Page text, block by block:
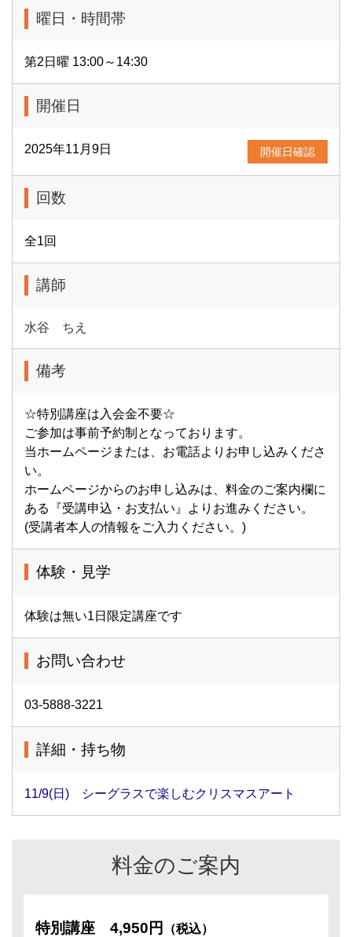
曜日・時間帯
第2日曜 13:00～14:30
開催日
2025年11月9日 開催日確認
回数
全1回
講師
水谷 ちえ
備考
☆特別講座は入会金不要☆
ご参加は事前予約制となっております。
当ホームページまたは、お電話よりお申し込みくださ
い。
ホームページからのお申し込みは、料金のご案内欄に
ある『受講申込・お支払い』よりお進みください。
(受講者本人の情報をご入力ください。)
体験・見学
体験は無い1日限定講座です
お問い合わせ
03-5888-3221
詳細・持ち物
11/9(日) シーグラスで楽しむクリスマスアート
料金のご案内
特別講座 4,950円 （税込）